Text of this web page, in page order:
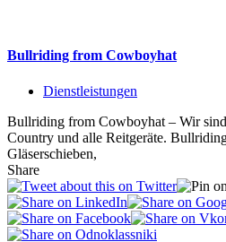
Bullriding from Cowboyhat
Dienstleistungen
Bullriding from Cowboyhat – Wir
Country und alle Reitgeräte.
Gläserschieben,
Share